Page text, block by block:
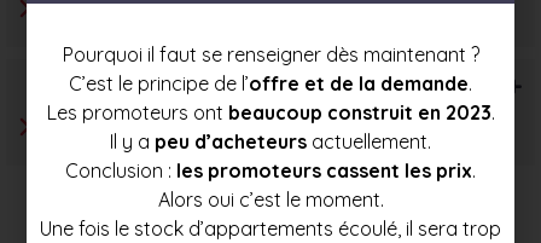
T6+
Pourquoi il faut se renseigner dès maintenant ?
C’est le principe de l’offre et de la demande.
Les promoteurs ont beaucoup construit en 2023.
Il y a peu d’acheteurs actuellement.
Conclusion : les promoteurs cassent les prix.
Alors oui c’est le moment.
Une fois le stock d’appartements écoulé, il sera trop